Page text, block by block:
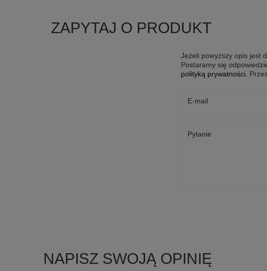
ZAPYTAJ O PRODUKT
Jeżeli powyższy opis jest
Postaramy się
polityką prywatności .
E-mail
Pytanie
NAPISZ SWOJĄ OPINIĘ